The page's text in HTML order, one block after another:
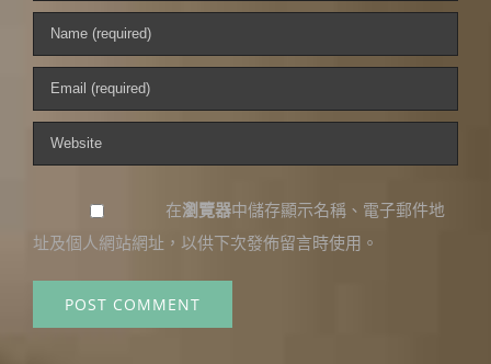
在瀏覽器中儲存顯示名稱、電子郵件地
址及個人網站網址，以供下次發佈留言時使用。